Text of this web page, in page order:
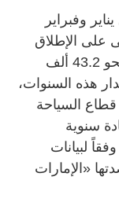
وفبراير
على الإطلاق
منذ عام 2018، على الرغم من دخول نحو 43.2 ألف
هذه السنوات،
السياحة
سنوية
لبيانات
«الإمارات